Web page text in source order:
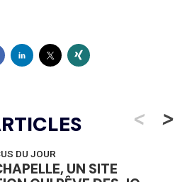
<
DU JOUR
UN SITE
>